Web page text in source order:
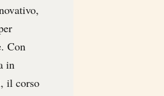
Con
in
il corso